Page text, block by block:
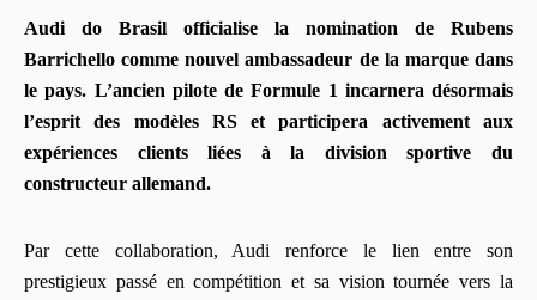
Audi do Brasil officialise la nomination de Rubens
Barrichello comme nouvel ambassadeur de la marque dans
le pays. L’ancien pilote de Formule 1 incarnera désormais
l’esprit des modèles RS et participera activement aux
expériences clients liées à la division sportive du
constructeur allemand.
Par cette collaboration, Audi renforce le lien entre son
prestigieux passé en compétition et sa vision tournée vers la